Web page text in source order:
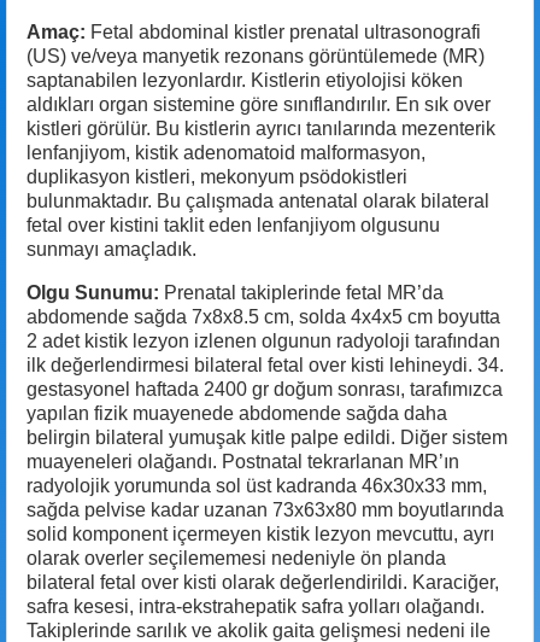
Amaç: Fetal abdominal kistler prenatal ultrasonografi
(US) ve/veya manyetik rezonans görüntülemede (MR)
saptanabilen lezyonlardır. Kistlerin etiyolojisi köken
aldıkları organ sistemine göre sınıflandırılır. En sık over
kistleri görülür. Bu kistlerin ayrıcı tanılarında mezenterik
lenfanjiyom, kistik adenomatoid malformasyon,
duplikasyon kistleri, mekonyum psödokistleri
bulunmaktadır. Bu çalışmada antenatal olarak bilateral
fetal over kistini taklit eden lenfanjiyom olgusunu
sunmayı amaçladık.
Olgu Sunumu: Prenatal takiplerinde fetal MR’da
abdomende sağda 7x8x8.5 cm, solda 4x4x5 cm boyutta
2 adet kistik lezyon izlenen olgunun radyoloji tarafından
ilk değerlendirmesi bilateral fetal over kisti lehineydi. 34.
gestasyonel haftada 2400 gr doğum sonrası, tarafımızca
yapılan fizik muayenede abdomende sağda daha
belirgin bilateral yumuşak kitle palpe edildi. Diğer sistem
muayeneleri olağandı. Postnatal tekrarlanan MR’ın
radyolojik yorumunda sol üst kadranda 46x30x33 mm,
sağda pelvise kadar uzanan 73x63x80 mm boyutlarında
solid komponent içermeyen kistik lezyon mevcuttu, ayrı
olarak overler seçilememesi nedeniyle ön planda
bilateral fetal over kisti olarak değerlendirildi. Karaciğer,
safra kesesi, intra-ekstrahepatik safra yolları olağandı.
Takiplerinde sarılık ve akolik gaita gelişmesi nedeni ile